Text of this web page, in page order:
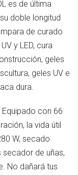
es de última
doble longitud
de curado
y LED, cura
geles
geles UV e
dura.
con 66
la vida útil
W, secado
de uñas,
No dañará tus